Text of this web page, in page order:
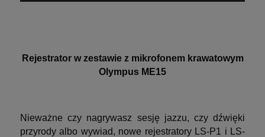
Rejestrator w zestawie z mikrofonem krawatowym
Olympus ME15
Nieważne czy nagrywasz sesję jazzu, czy dźwięki
przyrody albo wywiad, nowe rejestratory LS-P1 i LS-